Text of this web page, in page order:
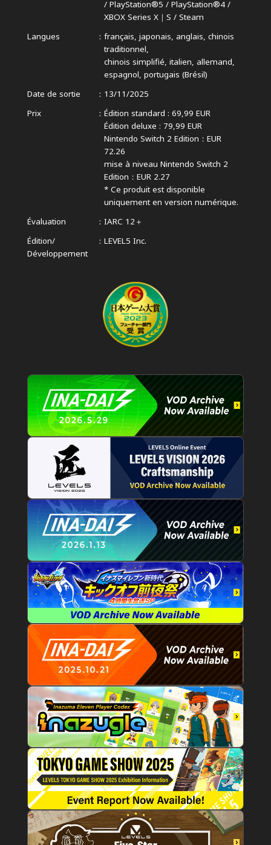
/ PlayStation®5 / PlayStation®4 /
XBOX Series X｜S / Steam
Langues
français, japonais, anglais, chinois
traditionnel,
chinois simplifié, italien, allemand,
espagnol, portugais (Brésil)
Date de sortie
13/11/2025
Prix
Édition standard : 69,99 EUR
Édition deluxe : 79,99 EUR
Nintendo Switch 2 Edition：EUR
72.26
mise à niveau Nintendo Switch 2
Edition：EUR 2.27
* Ce produit est disponible
uniquement en version numérique.
Évaluation
IARC 12＋
Édition/
Développement
LEVEL5 Inc.